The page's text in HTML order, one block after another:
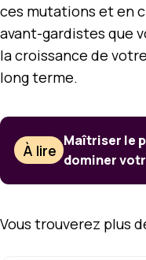
ces mutations et en
avant-gardistes que
la croissance de
long terme.
À lire
Maîtriser le
dominer
Vous trouverez plus